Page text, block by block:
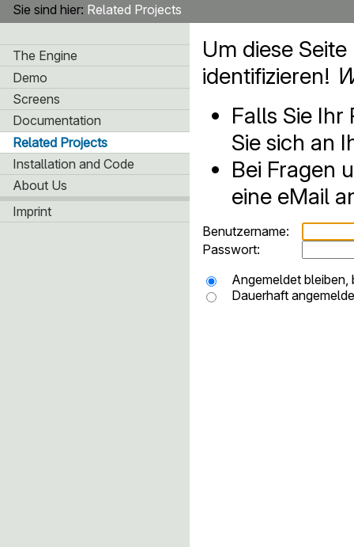
Sie sind hier: Related Projects
The Engine
Demo
Screens
Documentation
Related Projects
Installation and Code
About Us
Imprint
Um diese
identifizieren!
Falls Sie
Sie sich an
Bei Fragen
eine eMail
Benutzername:
Passwort:
Angemeldet
Dauerhaft